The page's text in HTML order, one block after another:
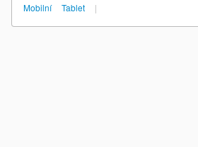
Mobilní
Tablet |